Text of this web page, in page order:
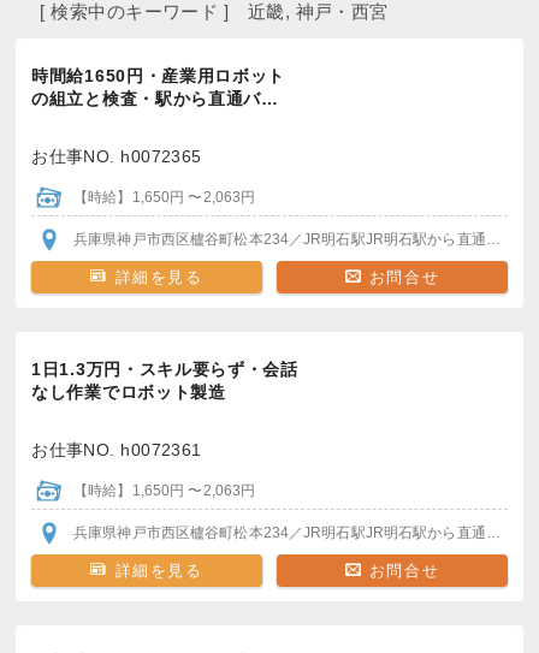
[ 検索中のキーワード ] 近畿, 神戸・西宮
時間給1650円・産業用ロボット
の組立と検査・駅から直通バ…
お仕事NO. h0072365
【時給】1,650円 〜2,063円
兵庫県神戸市西区櫨谷町松本234／JR明石駅JR明石駅から直通バスで20分程度
詳細を見る お問合せ
1日1.3万円・スキル要らず・会話
なし作業でロボット製造
お仕事NO. h0072361
【時給】1,650円 〜2,063円
兵庫県神戸市西区櫨谷町松本234／JR明石駅JR明石駅から直通バスで20分程度
詳細を見る お問合せ